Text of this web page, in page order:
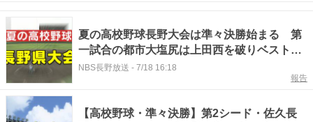
夏の高校野球長野大会は準々決勝始まる 第
一試合の都市大塩尻は上田西を破りベスト4
に名乗り 佐久長聖は松本第一を破る
NBS長野放送 - 7/18 16:18
報告
【高校野球・準々決勝】第2シード・佐久長